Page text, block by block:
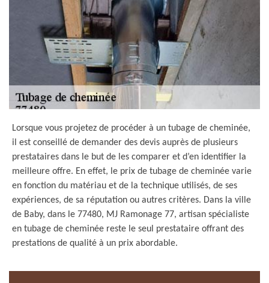
Lorsque vous projetez de procéder à un tubage de cheminée,
il est conseillé de demander des devis auprès de plusieurs
prestataires dans le but de les comparer et d’en identifier la
meilleure offre. En effet, le prix de tubage de cheminée varie
en fonction du matériau et de la technique utilisés, de ses
expériences, de sa réputation ou autres critères. Dans la ville
de Baby, dans le 77480, MJ Ramonage 77, artisan spécialiste
en tubage de cheminée reste le seul prestataire offrant des
prestations de qualité à un prix abordable.